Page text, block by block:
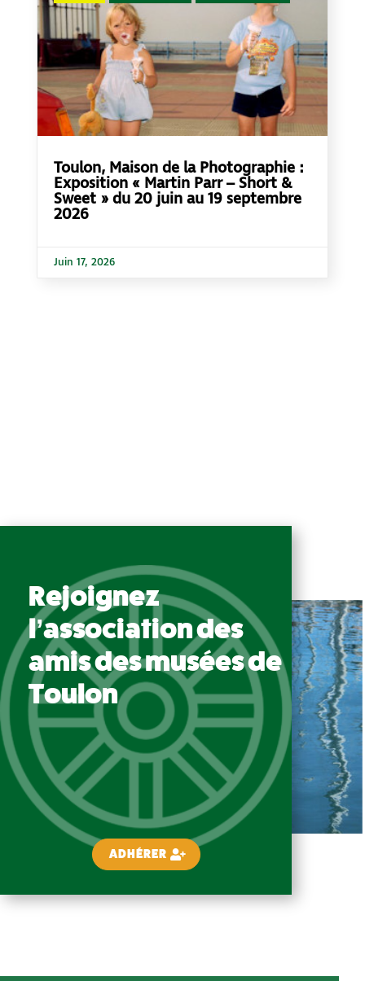
Toulon, Maison de la Photographie :
Exposition « Martin Parr – Short &
Sweet » du 20 juin au 19 septembre
2026
Juin 17, 2026
Rejoignez
l’association des
amis des musées de
Toulon
ADHÉRER